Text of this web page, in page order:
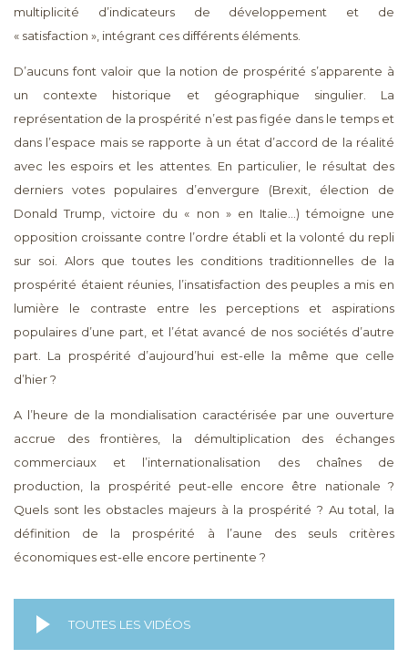
multiplicité d’indicateurs de développement et de
« satisfaction », intégrant ces différents éléments.
D’aucuns font valoir que la notion de prospérité s’apparente à
un contexte historique et géographique singulier. La
représentation de la prospérité n’est pas figée dans le temps et
dans l’espace mais se rapporte à un état d’accord de la réalité
avec les espoirs et les attentes. En particulier, le résultat des
derniers votes populaires d’envergure (Brexit, élection de
Donald Trump, victoire du « non » en Italie…) témoigne une
opposition croissante contre l’ordre établi et la volonté du repli
sur soi. Alors que toutes les conditions traditionnelles de la
prospérité étaient réunies, l’insatisfaction des peuples a mis en
lumière le contraste entre les perceptions et aspirations
populaires d’une part, et l’état avancé de nos sociétés d’autre
part. La prospérité d’aujourd’hui est-elle la même que celle
d’hier ?
A l’heure de la mondialisation caractérisée par une ouverture
accrue des frontières, la démultiplication des échanges
commerciaux et l’internationalisation des chaînes de
production, la prospérité peut-elle encore être nationale ?
Quels sont les obstacles majeurs à la prospérité ? Au total, la
définition de la prospérité à l’aune des seuls critères
économiques est-elle encore pertinente ?
TOUTES LES VIDÉOS